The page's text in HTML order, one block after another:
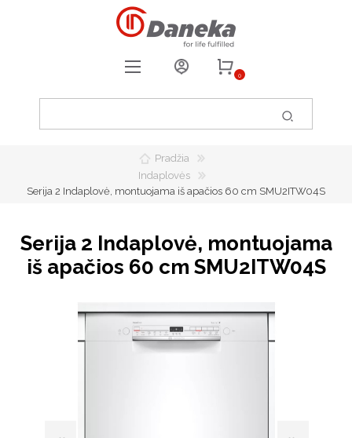
0
0
Pradžia
Indaplovės
Serija 2 Indaplovė, montuojama iš apačios 60 cm SMU2ITW04S
Serija 2 Indaplovė, montuojama
iš apačios 60 cm SMU2ITW04S